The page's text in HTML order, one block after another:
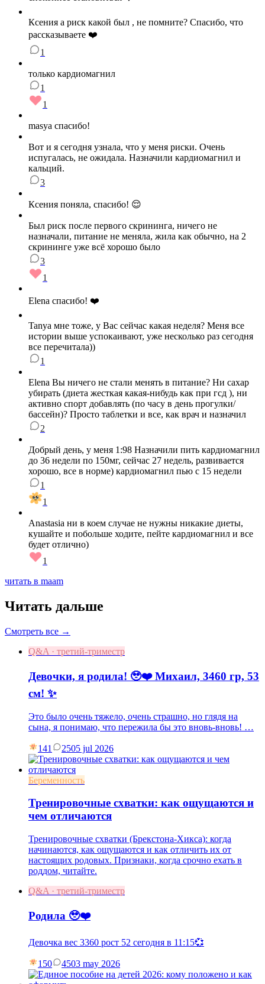
Ксения а риск какой был , не помните? Спасибо, что
рассказываете ❤️
1
только кардиомагнил
1
1
masya спасибо!
Вот и я сегодня узнала, что у меня риски. Очень
испугалась, не ожидала. Назначили кардиомагнил и
кальций.
3
Ксения поняла, спасибо! 😌
Был риск после первого скрининга, ничего не
назначали, питание не меняла, жила как обычно, на 2
скрининге уже всё хорошо было
3
1
Elena спасибо! ❤️
Tanya мне тоже, у Вас сейчас какая неделя? Меня все
истории выше успокаивают, уже несколько раз сегодня
все перечитала))
1
Elena Вы ничего не стали менять в питание? Ни сахар
убирать (диета жесткая какая-нибудь как при гсд ), ни
активно спорт добавлять (по часу в день прогулки/
бассейн)? Просто таблетки и все, как врач и назначил
2
Добрый день, у меня 1:98 Назначили пить кардиомагнил
до 36 недели по 150мг, сейчас 27 недель, развивается
хорошо, все в норме) кардиомагнил пью с 15 недели
1
1
Anastasia ни в коем случае не нужны никакие диеты,
кушайте и побольше ходите, пейте кардиомагнил и все
будет отлично)
1
читать в maam
Читать дальше
Смотреть все →
Q&A · третий-триместр
Девочки, я родила! 🥹❤️ Михаил, 3460 гр, 53
см! ✨
Это было очень тяжело, очень страшно, но глядя на
сына, я понимаю, что пережила бы это вновь-вновь! …
141 2505 jul 2026
Беременность
Тренировочные схватки: как ощущаются и
чем отличаются
Тренировочные схватки (Брекстона-Хикса): когда
начинаются, как ощущаются и как отличить их от
настоящих родовых. Признаки, когда срочно ехать в
роддом, читайте.
Q&A · третий-триместр
Родила 🥹❤️
Девочка вес 3360 рост 52 сегодня в 11:15💞
150 4503 may 2026